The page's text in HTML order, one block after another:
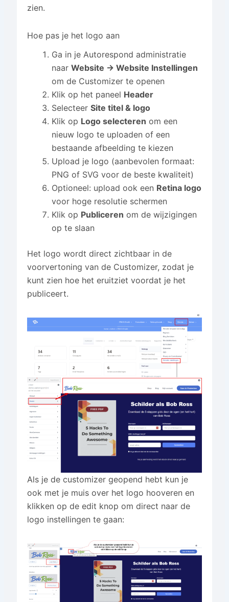
zien.
Hoe pas je het logo aan
Ga in je Autorespond administratie
naar Website → Website Instellingen
om de Customizer te openen
Klik op het paneel Header
Selecteer Site titel & logo
Klik op Logo selecteren om een
nieuw logo te uploaden of een
bestaande afbeelding te kiezen
Upload je logo (aanbevolen formaat:
PNG of SVG voor de beste kwaliteit)
Optioneel: upload ook een Retina logo
voor hoge resolutie schermen
Klik op Publiceren om de wijzigingen
op te slaan
Het logo wordt direct zichtbaar in de
voorvertoning van de Customizer, zodat je
kunt zien hoe het eruitziet voordat je het
publiceert.
Als je de customizer geopend hebt kun je
ook met je muis over het logo hooveren en
klikken op de edit knop om direct naar de
logo instellingen te gaan: